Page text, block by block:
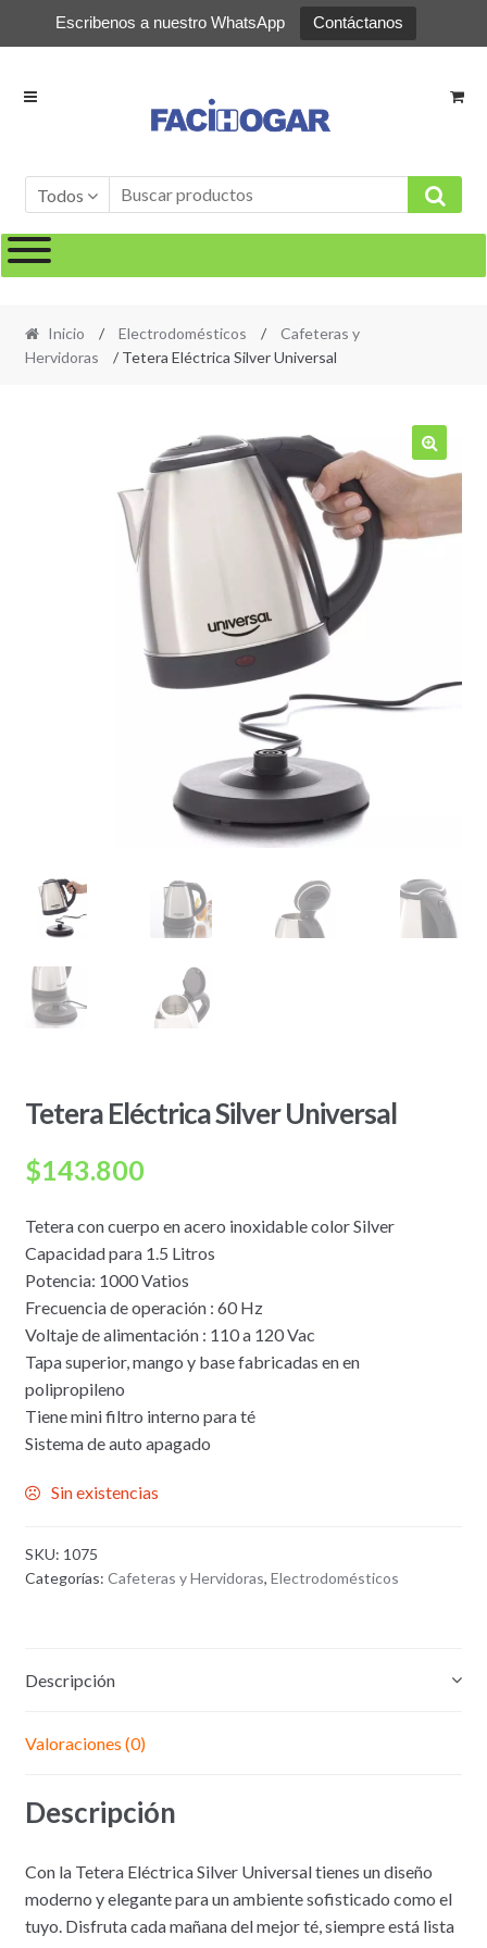
Escribenos a nuestro WhatsApp Contáctanos
Ir
Ir
Todos
Inicio / Electrodomésticos /
Cafeteras y
Hervidoras
/ Tetera Eléctrica Silver Universal
🔍
Tetera Eléctrica Silver Universal
$143.800
Tetera con cuerpo en acero inoxidable color Silver
Capacidad para 1.5 Litros
Potencia: 1000 Vatios
Frecuencia de operación : 60 Hz
Voltaje de alimentación : 110 a 120 Vac
Tapa superior, mango y base fabricadas en en
polipropileno
Tiene mini filtro interno para té
Sistema de auto apagado
Sin existencias
SKU: 1075
Categorías: Cafeteras y Hervidoras, Electrodomésticos
Descripción
Valoraciones (0)
Descripción
Con la Tetera Eléctrica Silver Universal tienes un diseño
moderno y elegante para un ambiente sofisticado como el
tuyo. Disfruta cada mañana del mejor té, siempre está lista